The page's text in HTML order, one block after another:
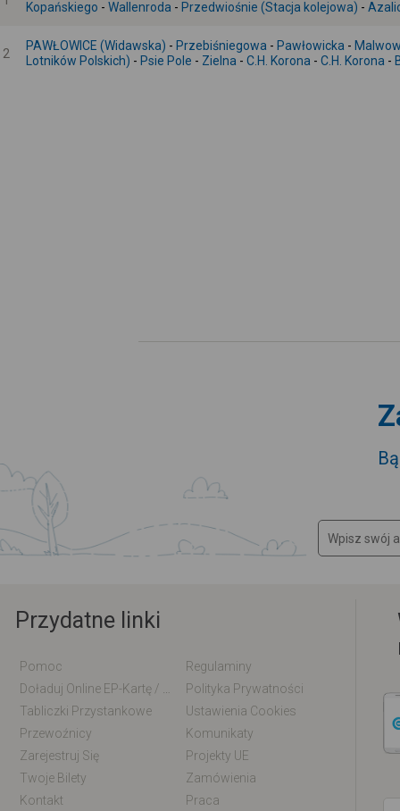
Kopańskiego - Wallenroda - Przedwiośnie (Stacja kolejowa) -
2
PAWŁOWICE (Widawska) - Przebiśniegowa - Pawłowicka -
Lotników Polskich) - Psie Pole - Zielna - C.H. Korona - C.H. Korona -
Przydatne linki
Pomoc
Regulaminy
Polityka Prywatności
Tabliczki Przystankowe
Ustawienia Cookies
Przewoźnicy
Komunikaty
Zarejestruj Się
Projekty UE
Twoje Bilety
Zamówienia
Kontakt
Praca